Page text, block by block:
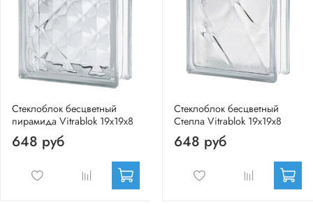
Стеклоблок бесцветный
пирамида Vitrablok 19х19х8
648 руб
Стеклоблок бесцветный
Стелла Vitrablok 19х19х8
648 руб